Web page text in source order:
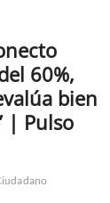
60%,
bien
| Pulso